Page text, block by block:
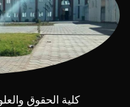
كلية الحقوق